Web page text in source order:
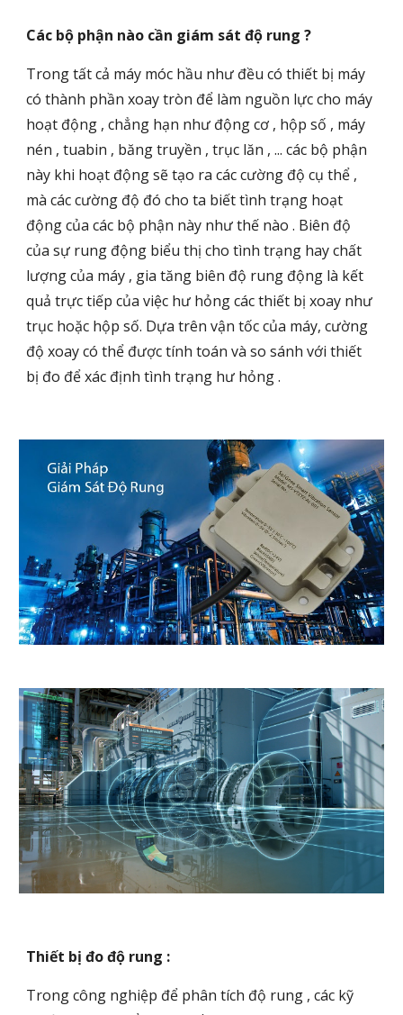
Các bộ phận nào cần giám sát độ rung ?
Trong tất cả máy móc hầu như đều có thiết bị máy
có thành phần xoay tròn để làm nguồn lực cho máy
hoạt động , chẳng hạn như động cơ , hộp số , máy
nén , tuabin , băng truyền , trục lăn , ... các bộ phận
này khi hoạt động sẽ tạo ra các cường độ cụ thể ,
mà các cường độ đó cho ta biết tình trạng hoạt
động của các bộ phận này như thế nào . Biên độ
của sự rung động biểu thị cho tình trạng hay chất
lượng của máy , gia tăng biên độ rung động là kết
quả trực tiếp của việc hư hỏng các thiết bị xoay như
trục hoặc hộp số. Dựa trên vận tốc của máy, cường
độ xoay có thể được tính toán và so sánh với thiết
bị đo để xác định tình trạng hư hỏng .
Thiết bị đo độ rung :
Trong công nghiệp để phân tích độ rung , các kỹ